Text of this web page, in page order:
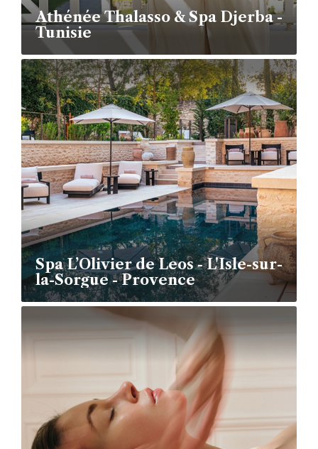
Athénée Thalasso & Spa Djerba -
Tunisie
Spa L’Olivier de Leos - L'Isle-sur-
la-Sorgue - Provence